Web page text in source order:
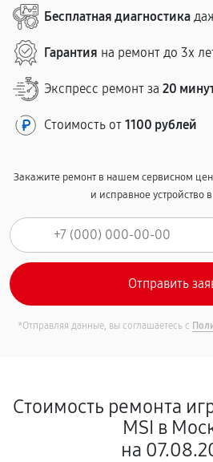
восстановление разъёмов,
охлаждения.
Бесплатная диагностика
Гарантия на ремонт до 3х
Экспресс ремонт за 20
Стоимость от 1100 рублей
Закажите ремонт в нашем сервисном
и исправное устройство
*Отправляя данные, вы соглашаетесь с
Стоимость ремонта
MSI в
на